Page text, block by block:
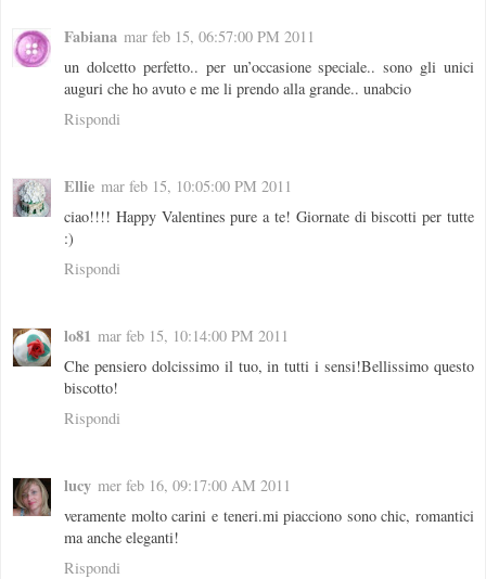
Fabiana mar feb 15, 06:57:00 PM 2011
un dolcetto perfetto.. per un’occasione speciale.. sono gli unici
auguri che ho avuto e me li prendo alla grande.. unabcio
Rispondi
Ellie mar feb 15, 10:05:00 PM 2011
ciao!!!! Happy Valentines pure a te! Giornate di biscotti per tutte
:)
Rispondi
lo81 mar feb 15, 10:14:00 PM 2011
Che pensiero dolcissimo il tuo, in tutti i sensi!Bellissimo questo
biscotto!
Rispondi
lucy mer feb 16, 09:17:00 AM 2011
veramente molto carini e teneri.mi piacciono sono chic, romantici
ma anche eleganti!
Rispondi